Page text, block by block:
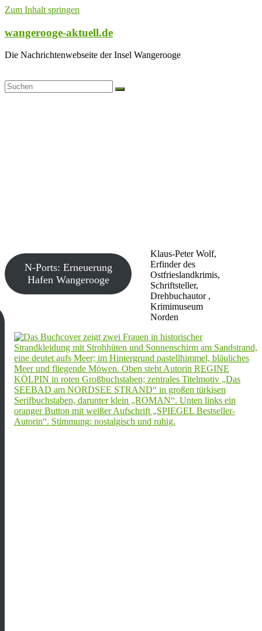
Zum Inhalt springen
wangerooge-aktuell.de
Die Nachrichtenwebseite der Insel Wangerooge
Klaus-Peter Wolf,
Erfinder des
Ostfrieslandkrimis,
Schriftsteller,
Drehbuchautor ,
Krimimuseum
Norden
N-Ports: Erneuerung
Hafen Wangerooge